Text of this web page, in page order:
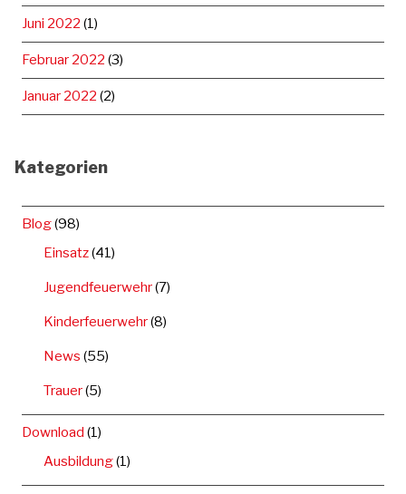
Juni 2022 (1)
Februar 2022 (3)
Januar 2022 (2)
Kategorien
Blog(98)
Einsatz(41)
Jugendfeuerwehr(7)
Kinderfeuerwehr(8)
News (55)
Trauer(5)
Download (1)
Ausbildung(1)